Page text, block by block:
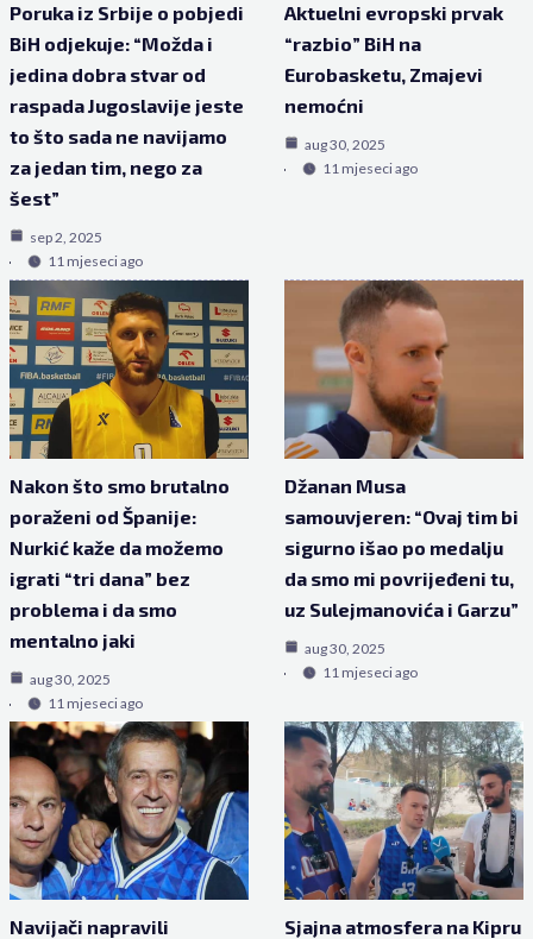
Poruka iz Srbije o pobjedi
BiH odjekuje: “Možda i
jedina dobra stvar od
raspada Jugoslavije jeste
to što sada ne navijamo
za jedan tim, nego za
šest”
sep 2, 2025
11 mjeseci ago
Aktuelni evropski prvak
“razbio” BiH na
Eurobasketu, Zmajevi
nemoćni
aug 30, 2025
11 mjeseci ago
Nakon što smo brutalno
poraženi od Španije:
Nurkić kaže da možemo
igrati “tri dana” bez
problema i da smo
mentalno jaki
aug 30, 2025
11 mjeseci ago
Džanan Musa
samouvjeren: “Ovaj tim bi
sigurno išao po medalju
da smo mi povrijeđeni tu,
uz Sulejmanovića i Garzu”
aug 30, 2025
11 mjeseci ago
Navijači napravili
Sjajna atmosfera na Kipru